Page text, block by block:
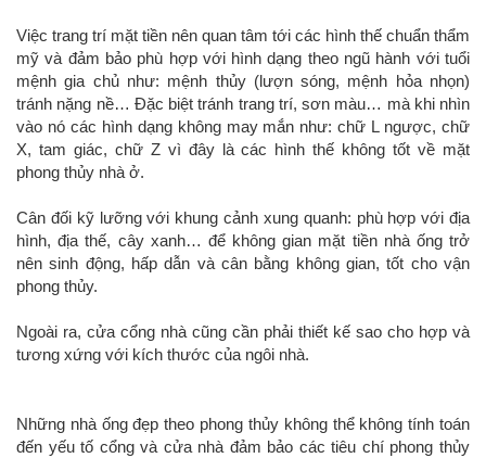
Việc trang trí mặt tiền nên quan tâm tới các hình thế chuẩn thẩm
mỹ và đảm bảo phù hợp với hình dạng theo ngũ hành với tuổi
mệnh gia chủ như: mệnh thủy (lượn sóng, mệnh hỏa nhọn)
tránh nặng nề… Đặc biệt tránh trang trí, sơn màu… mà khi nhìn
vào nó các hình dạng không may mắn như: chữ L ngược, chữ
X, tam giác, chữ Z vì đây là các hình thế không tốt về mặt
phong thủy nhà ở.
Cân đối kỹ lưỡng với khung cảnh xung quanh: phù hợp với địa
hình, địa thế, cây xanh… để không gian mặt tiền nhà ống trở
nên sinh động, hấp dẫn và cân bằng không gian, tốt cho vận
phong thủy.
Ngoài ra, cửa cổng nhà cũng cần phải thiết kế sao cho hợp và
tương xứng với kích thước của ngôi nhà.
Những nhà ống đẹp theo phong thủy không thể không tính toán
đến yếu tố cổng và cửa nhà đảm bảo các tiêu chí phong thủy